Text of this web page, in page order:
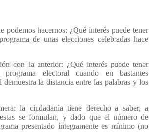
podemos hacernos: ¿Qué interés puede tener
de unas elecciones celebradas hace
con la anterior: ¿Qué interés puede tener
programa electoral cuando en bastantes
demuestra la distancia entre las palabras y los
la ciudadanía tiene derecho a saber, a
se formulan, y dado que el número de
presentado íntegramente es mínimo (no